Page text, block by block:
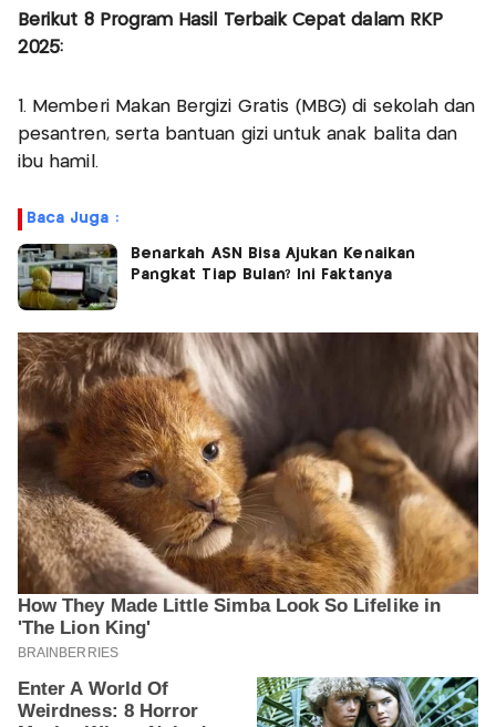
Berikut 8 Program Hasil Terbaik Cepat dalam RKP
2025:
1. Memberi Makan Bergizi Gratis (MBG) di sekolah dan
pesantren, serta bantuan gizi untuk anak balita dan
ibu hamil.
Baca Juga :
Benarkah ASN Bisa Ajukan Kenaikan
Pangkat Tiap Bulan? Ini Faktanya